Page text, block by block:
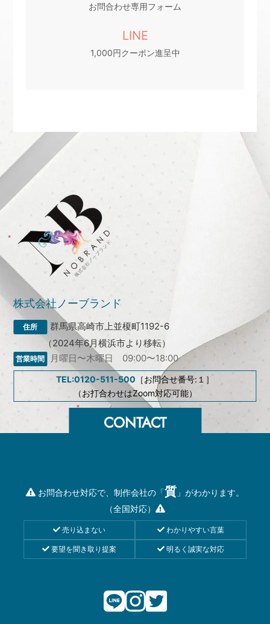
お問合わせ専用フォーム
LINE
1,000円クーポン進呈中
株式会社ノーブランド
群馬県高崎市上並榎町1192-6
（2024年6月横浜市より移転）
月曜日〜木曜日 09:00〜18:00
TEL:0120-511-500 ［お問合せ番号:１］
（お打合わせはZoom対応可能）
お問合わせ対応で、制作会社の「質 」がわかります。
（全国対応）
売り込まない わかりやすい言葉
要望を聞き取り提案 明るく誠実な対応